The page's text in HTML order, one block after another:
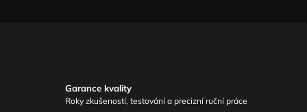
Garance kvality
Roky zkušeností, testování a precizní ruční práce